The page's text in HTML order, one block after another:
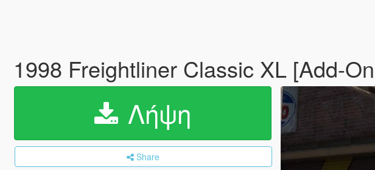
1998 Freightliner Classic XL [Add-
Λήψη
Share